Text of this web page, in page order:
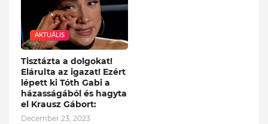
AKTUÁLIS
Tisztázta a dolgokat!
Elárulta az igazat! Ezért
lépett ki Tóth Gabi a
házasságából és hagyta
el Krausz Gábort:
December 23, 2023